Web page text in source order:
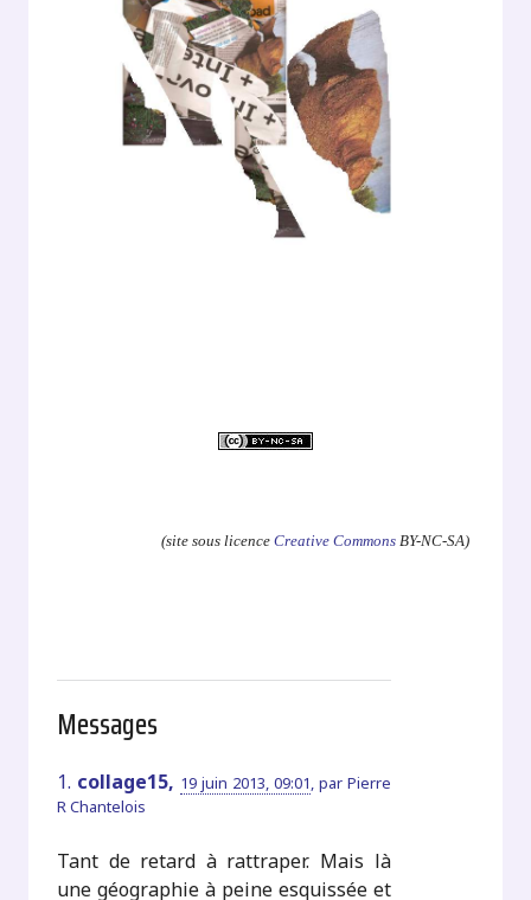
(site sous licence Creative CommonsBY-NC-SA)
Messages
1. collage15, 19 juin 2013, 09:01, par Pierre
R Chantelois
Tant de retard à rattraper. Mais là
une géographie à peine esquissée et